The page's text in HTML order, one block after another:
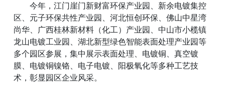
今年，江门崖门新财富环保产业园、新余电镀集控
区、元子环保共性产业园、河北恒创环保、佛山中星湾
尚华、广西桂林新材料（化工）产业园、中山市小榄镇
龙山电镀工业园、湖北新型绿色智能表面处理产业园等
多个园区参展，集中展示表面处理、电镀铜、真空镀
膜、电镀铜镍铬、电子电镀、阳极氧化等多种工艺技
术，彰显园区企业风采。